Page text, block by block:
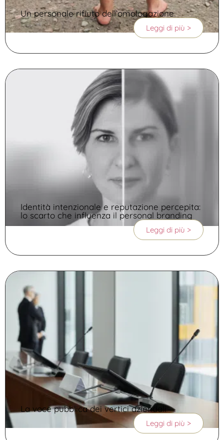
Un personale rifiuto dell’omologazione
Leggi di più >
Identità intenzionale e reputazione percepita:
lo scarto che influenza il personal branding
Leggi di più >
La voce pubblica dei vertici aziendali
Leggi di più >